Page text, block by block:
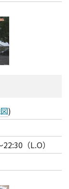
)
（L.O）